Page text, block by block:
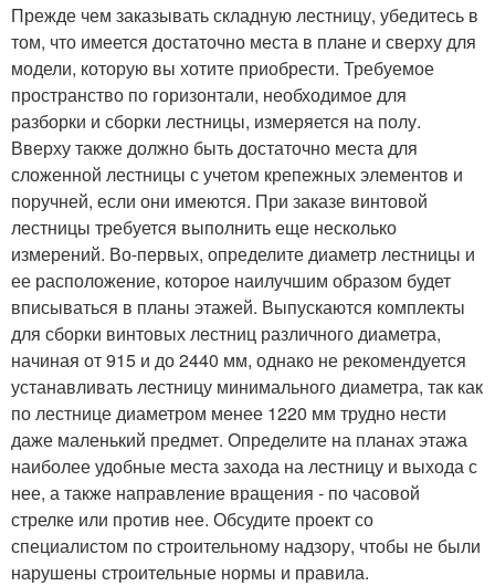
Прежде чем заказывать складную лестницу, убедитесь в
том, что имеется достаточно места в плане и сверху для
модели, которую вы хотите приобрести. Требуемое
пространство по горизонтали, необходимое для
разборки и сборки лестницы, измеряется на полу.
Вверху также должно быть достаточно места для
сложенной лестницы с учетом крепежных элементов и
поручней, если они имеются. При заказе винтовой
лестницы требуется выполнить еще несколько
измерений. Во-первых, определите диаметр лестницы и
ее расположение, которое наилучшим образом будет
вписываться в планы этажей. Выпускаются комплекты
для сборки винтовых лестниц различного диаметра,
начиная от 915 и до 2440 мм, однако не рекомендуется
устанавливать лестницу минимального диаметра, так как
по лестнице диаметром менее 1220 мм трудно нести
даже маленький предмет. Определите на планах этажа
наиболее удобные места захода на лестницу и выхода с
нее, а также направление вращения - по часовой
стрелке или против нее. Обсудите проект со
специалистом по строительному надзору, чтобы не были
нарушены строительные нормы и правила.